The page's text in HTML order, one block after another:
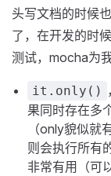
头写文档的时候
了，在开发的时
测试，mocha为
it.only()
果同时存在多
（only貌似就
则会执行所有
非常有用（可